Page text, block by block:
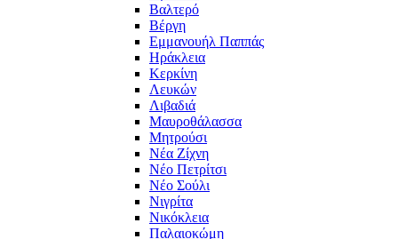
Βαλτερό
Βέργη
Εμμανουήλ Παππάς
Ηράκλεια
Κερκίνη
Λευκών
Λιβαδιά
Μαυροθάλασσα
Μητρούσι
Νέα Ζίχνη
Νέο Πετρίτσι
Νέο Σούλι
Νιγρίτα
Νικόκλεια
Παλαιοκώμη